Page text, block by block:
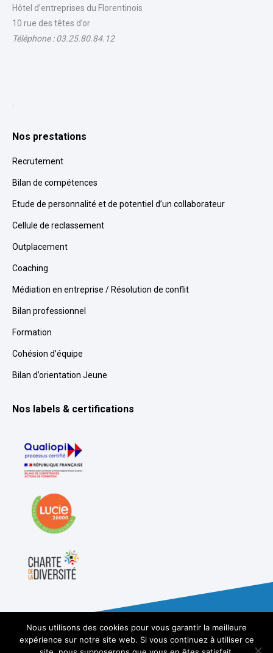
Hôtel d’entreprises du Florentinois
10 rue des têtes d’or
Téléphone : 03.25.80.84.12
.
Nos prestations
Recrutement
Bilan de compétences
Etude de personnalité et de potentiel d’un collaborateur
Cellule de reclassement
Outplacement
Coaching
Médiation en entreprise / Résolution de conflit
Bilan professionnel
Formation
Cohésion d’équipe
Bilan d’orientation Jeune
Nos labels & certifications
Nous utilisons des cookies pour vous garantir la meilleure
expérience sur notre site web. Si vous continuez à utiliser ce